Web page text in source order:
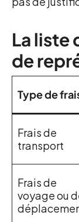
La liste
de
Type de
Frais de
transport
Frais de
voyage ou